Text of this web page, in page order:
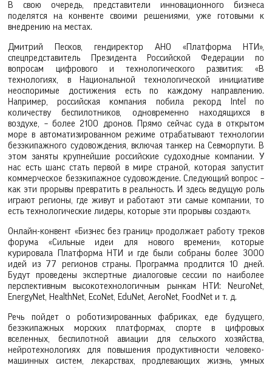
В свою очередь, представители инновационного бизнеса
поделятся на конвенте своими решениями, уже готовыми к
внедрению на местах.
Дмитрий Песков, гендиректор АНО «Платформа НТИ»,
спецпредставитель Президента Российской Федерации по
вопросам цифрового и технологического развития: «В
технологиях, в Национальной технологической инициативе
неоспоримые достижения есть по каждому направлению.
Например, российская компания побила рекорд Intel по
количеству беспилотников, одновременно находящихся в
воздухе, – более 2100 дронов. Прямо сейчас суда в открытом
море в автоматизированном режиме отрабатывают технологии
безэкипажного судовождения, включая танкер на Севморпути. В
этом заняты крупнейшие российские судоходные компании. У
нас есть шанс стать первой в мире страной, которая запустит
коммерческое безэкипажное судовождение. Следующий вопрос –
как эти прорывы превратить в реальность. И здесь ведущую роль
играют регионы, где живут и работают эти самые компании, то
есть технологические лидеры, которые эти прорывы создают».
Онлайн-конвент «Бизнес без границ» продолжает работу треков
форума «Сильные идеи для нового времени», которые
курировала Платформа НТИ и где были собраны более 3000
идей из 77 регионов страны. Программа продлится 10 дней.
Будут проведены экспертные диалоговые сессии по наиболее
перспективным высокотехнологичным рынкам НТИ: NeuroNet,
EnergyNet, HealthNet, EcoNet, EduNet, AeroNet, FoodNet и т. д.
Речь пойдет о роботизированных фабриках, еде будущего,
безэкипажных морских платформах, спорте в цифровых
вселенных, беспилотной авиации для сельского хозяйства,
нейротехнологиях для повышения продуктивности человеко-
машинных систем, лекарствах, продлевающих жизнь, умных